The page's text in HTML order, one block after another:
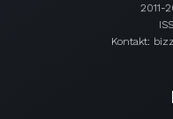
2011-
Kontakt: